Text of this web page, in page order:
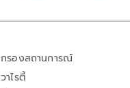
กรองสถานการณ์
วาไรตี้